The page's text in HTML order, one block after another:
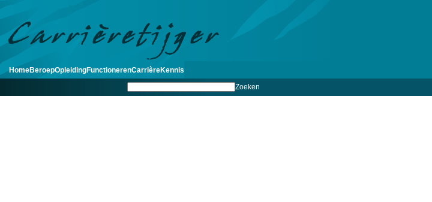
HomeBeroepOpleidingFunctionerenCarrièreKennis
Zoeken